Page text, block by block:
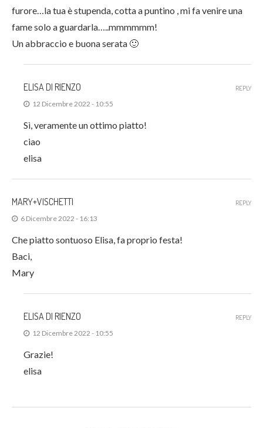
furore…la tua è stupenda, cotta a puntino , mi fa venire una
fame solo a guardarla…..mmmmmm!
Un abbraccio e buona serata 🙂
ELISA DI RIENZO
12 Dicembre 2022 - 10:55
Sì, veramente un ottimo piatto!
ciao
elisa
REPLY
MARY+VISCHETTI
6 Dicembre 2022 - 16:13
Che piatto sontuoso Elisa, fa proprio festa!
Baci,
Mary
REPLY
ELISA DI RIENZO
12 Dicembre 2022 - 10:55
Grazie!
elisa
REPLY